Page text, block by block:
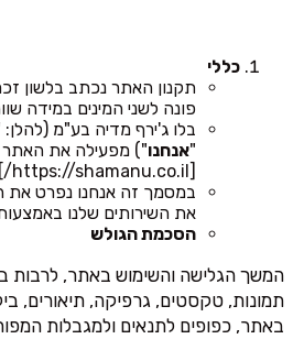
כללי
תקנון האתר נכתב בלשון
פונה לשני המינים במידה
בלו ג'ירף מדיה בע"מ (להלן:
"אנחנו") מפעילה את האתר
במסמך זה אנחנו נפרט את
את השירותים שלנו
הסכמת הגולש
המשך הגלישה והשימוש באתר, לרבות
תמונות, טקסטים, גרפיקה, תיאורים,
באתר, כפופים לתנאים ולמגבלות